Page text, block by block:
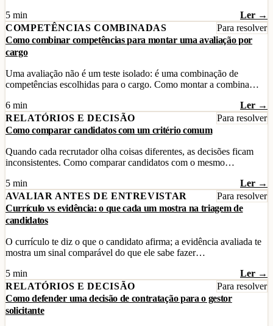
5 min
Ler →
COMPETÊNCIAS COMBINADAS
Para resolver
Como combinar competências para montar uma avaliação por
cargo
Uma avaliação não é um teste isolado: é uma combinação de
competências escolhidas para o cargo. Como montar a combina…
6 min
Ler →
RELATÓRIOS E DECISÃO
Para resolver
Como comparar candidatos com um critério comum
Quando cada recrutador olha coisas diferentes, as decisões ficam
inconsistentes. Como comparar candidatos com o mesmo…
5 min
Ler →
AVALIAR ANTES DE ENTREVISTAR
Para resolver
Currículo vs evidência: o que cada um mostra na triagem de
candidatos
O currículo te diz o que o candidato afirma; a evidência avaliada te
mostra um sinal comparável do que ele sabe fazer…
5 min
Ler →
RELATÓRIOS E DECISÃO
Para resolver
Como defender uma decisão de contratação para o gestor
solicitante